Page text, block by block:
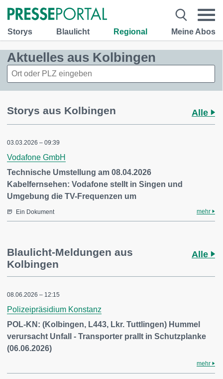
Storys Blaulicht Regional Meine Abos
Aktuelles aus Kolbingen
Storys aus Kolbingen Alle
03.03.2026 – 09:39
Vodafone GmbH
Technische Umstellung am 08.04.2026
Kabelfernsehen: Vodafone stellt in Singen und
Umgebung die TV-Frequenzen um
Ein Dokument mehr
Blaulicht-Meldungen aus
Kolbingen
Alle
08.06.2026 – 12:15
Polizeipräsidium Konstanz
POL-KN: (Kolbingen, L443, Lkr. Tuttlingen) Hummel
verursacht Unfall - Transporter prallt in Schutzplanke
(06.06.2026)
mehr